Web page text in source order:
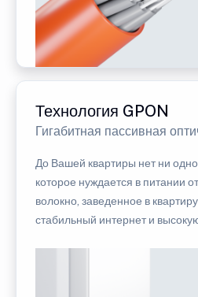
Технология GPON
Гигабитная пассивная
До Вашей квартиры нет ни
которое нуждается в питании
волокно, заведенное в
стабильный интернет и